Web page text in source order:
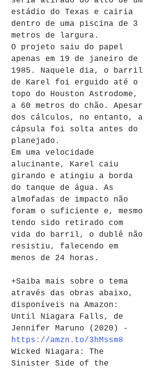
estádio do Texas e cairia
dentro de uma piscina de 3
metros de largura.
O projeto saiu do papel
apenas em 19 de janeiro de
1985. Naquele dia, o barril
de Karel foi erguido até o
topo do Houston Astrodome,
a 60 metros do chão. Apesar
dos cálculos, no entanto, a
cápsula foi solta antes do
planejado.
Em uma velocidade
alucinante, Karel caiu
girando e atingiu a borda
do tanque de água. As
almofadas de impacto não
foram o suficiente e, mesmo
tendo sido retirado com
vida do barril, o dublê não
resistiu, falecendo em
menos de 24 horas.
+Saiba mais sobre o tema
através das obras abaixo,
disponíveis na Amazon:
Until Niagara Falls, de
Jennifer Maruno (2020) -
https://amzn.to/3hMssm8
Wicked Niagara: The
Sinister Side of the